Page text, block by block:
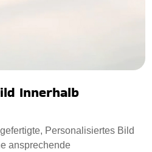
Innerhalb
Personalisiertes Bild
ansprechende